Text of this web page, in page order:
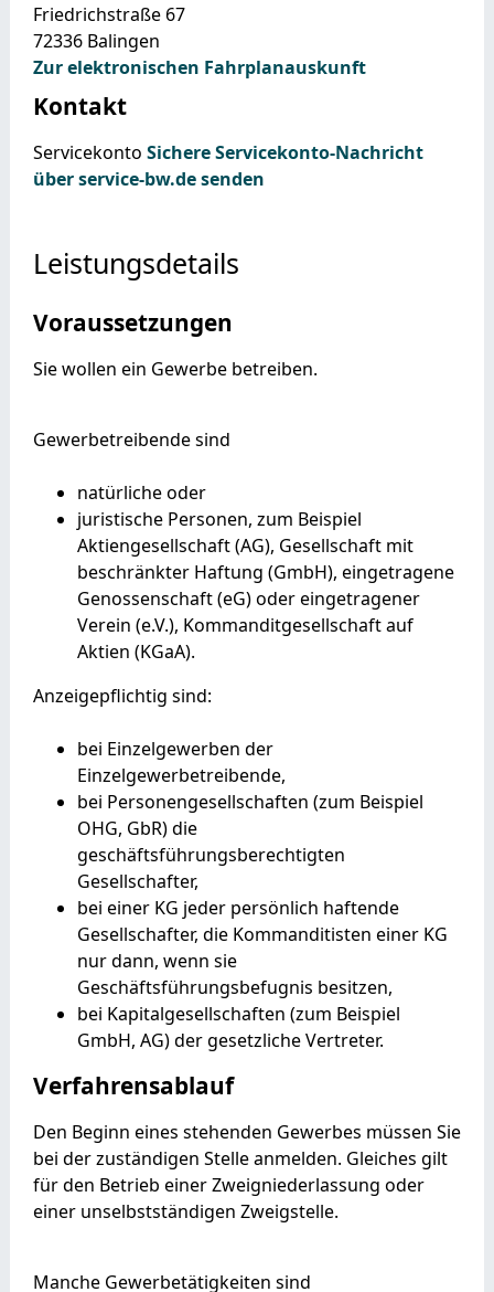
Friedrichstraße 67
72336 Balingen
Zur elektronischen Fahrplanauskunft
Kontakt
Servicekonto Sichere Servicekonto-Nachricht
über service-bw.de senden
Leistungsdetails
Voraussetzungen
Sie wollen ein Gewerbe betreiben.
Gewerbetreibende sind
natürliche oder
juristische Personen, zum Beispiel
Aktiengesellschaft (AG), Gesellschaft mit
beschränkter Haftung (GmbH), eingetragene
Genossenschaft (eG) oder eingetragener
Verein (e.V.), Kommanditgesellschaft auf
Aktien (KGaA).
Anzeigepflichtig sind:
bei Einzelgewerben der
Einzelgewerbetreibende,
bei Personengesellschaften (zum Beispiel
OHG, GbR) die
geschäftsführungsberechtigten
Gesellschafter,
bei einer KG jeder persönlich haftende
Gesellschafter, die Kommanditisten einer KG
nur dann, wenn sie
Geschäftsführungsbefugnis besitzen,
bei Kapitalgesellschaften (zum Beispiel
GmbH, AG) der gesetzliche Vertreter.
Verfahrensablauf
Den Beginn eines stehenden Gewerbes müssen Sie
bei der zuständigen Stelle anmelden. Gleiches gilt
für den Betrieb einer Zweigniederlassung oder
einer unselbstständigen Zweigstelle.
Manche Gewerbetätigkeiten sind